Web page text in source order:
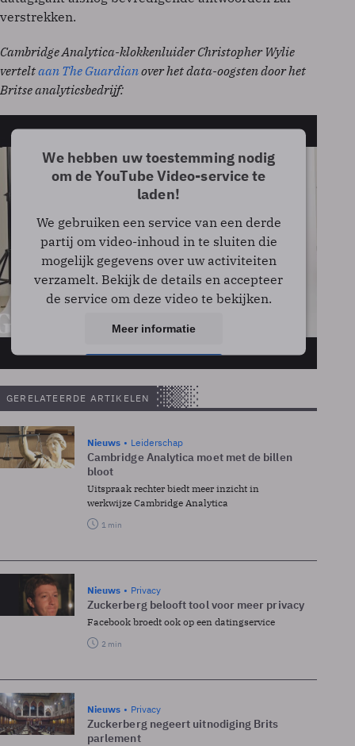
verstrekken.
Cambridge Analytica-klokkenluider Christopher Wylie
verteltaan The Guardianover het data-oogsten door het
Britse analyticsbedrijf:
We hebben uw toestemming nodig
om de YouTube Video-service te
laden!
We gebruiken een service van een derde
partij om video-inhoud in te sluiten die
mogelijk gegevens over uw activiteiten
verzamelt. Bekijk de details en accepteer
de service om deze video te bekijken.
Meer informatie
Accepteren
powered byUsercentrics Consent Management
Platform
GERELATEERDE ARTIKELEN
Nieuws Leiderschap
Cambridge Analytica moet met de billen
bloot
Uitspraak rechter biedt meer inzicht in
werkwijze Cambridge Analytica
1 min
Nieuws Privacy
Zuckerberg belooft tool voor meer privacy
Facebook broedt ook op een datingservice
2 min
Nieuws Privacy
Zuckerberg negeert uitnodiging Brits
parlement